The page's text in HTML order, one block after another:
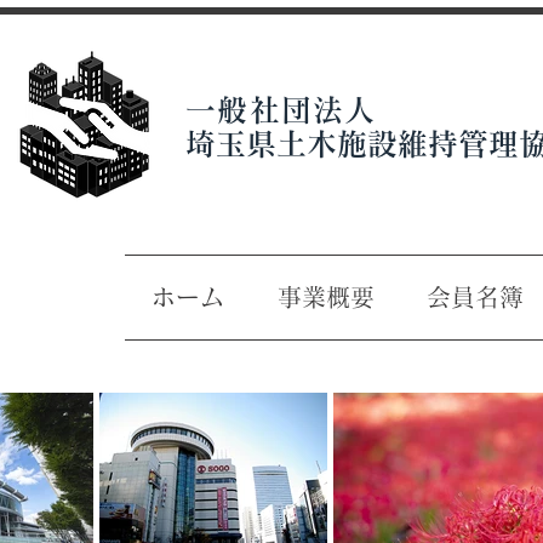
一般社団法人
埼玉県土木施設維持管理
ホーム 事業概要 会員名簿